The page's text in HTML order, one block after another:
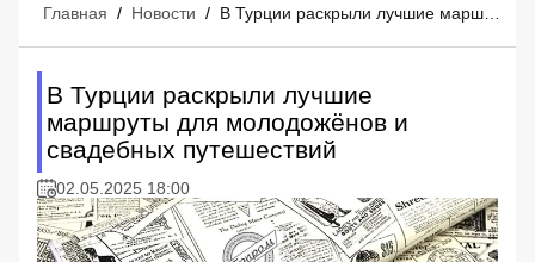
Главная / Новости /
В Турции раскрыли лучшие
маршруты для молодожёнов и
свадебных путешествий
02.05.2025 18:00